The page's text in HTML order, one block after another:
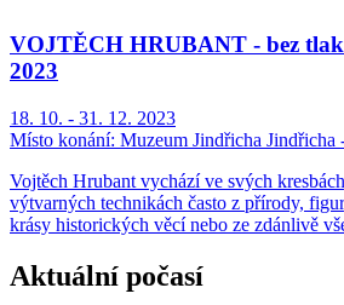
VOJTĚCH HRUBANT - bez
2023
18. 10. - 31. 12. 2023
Místo konání: Muzeum Jindřicha Jindřicha
Vojtěch Hrubant vychází ve svých
výtvarných technikách často z přírody,
krásy historických věcí nebo ze zdánlivě
Aktuální počasí